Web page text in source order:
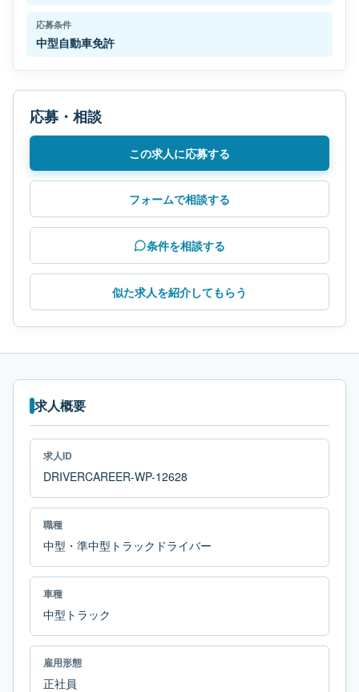
応募条件
中型自動車免許
応募・相談
この求人に応募する
フォームで相談する
条件を相談する
似た求人を紹介してもらう
求人概要
求人ID
DRIVERCAREER-WP-12628
職種
中型・準中型トラックドライバー
車種
中型トラック
雇用形態
正社員